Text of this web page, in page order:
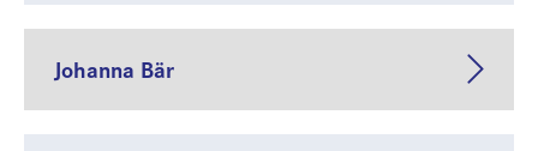
Johanna Bär